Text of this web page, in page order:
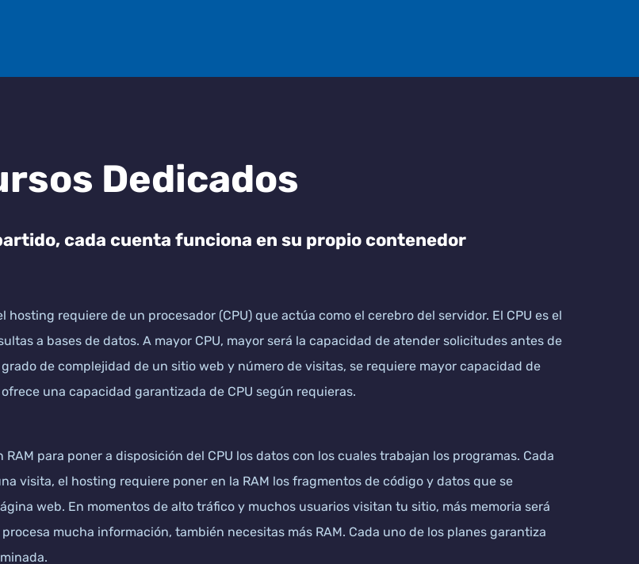
Dedicados
cada cuenta funciona en su propio contenedor
requiere de un procesador (CPU) que actúa como el cerebro del servidor. El CPU es el
a bases de datos. A mayor CPU, mayor será la capacidad de atender solicitudes antes de
de complejidad de un sitio web y número de visitas, se requiere mayor capacidad de
una capacidad garantizada de CPU según requieras.
para poner a disposición del CPU los datos con los cuales trabajan los programas. Cada
visita, el hosting requiere poner en la RAM los fragmentos de código y datos que se
web. En momentos de alto tráfico y muchos usuarios visitan tu sitio, más memoria será
mucha información, también necesitas más RAM. Cada uno de los planes garantiza